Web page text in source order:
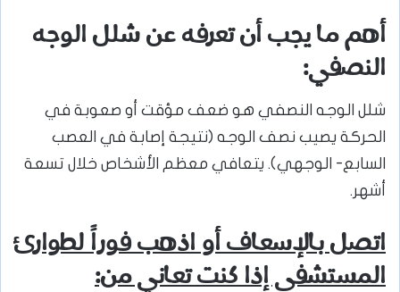
أهم ما يجب أن تعرفه عن شلل الوجه
النصفي:
شلل الوجه النصفي هو ضعف مؤقت أو صعوبة في
الحركة يصيب نصف الوجه (نتيجة إصابة في العصب
السابع- الوجهي). يتعافي معظم الأشخاص خلال تسعة
أشهر.
اتصل بالإسعاف أو اذهب فوراً لطوارئ
المستشفى إذا كنت تعاني من: